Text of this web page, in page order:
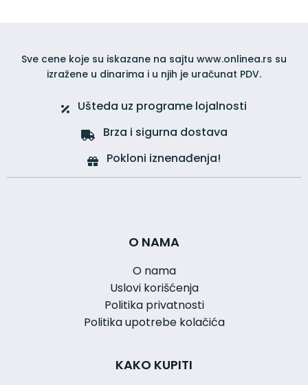
Sve cene koje su iskazane na sajtu www.onlinea.rs su
izražene u dinarima i u njih je uračunat PDV.
Ušteda uz programe lojalnosti
Brza i sigurna dostava
Pokloni iznenađenja!
O NAMA
O nama
Uslovi korišćenja
Politika privatnosti
Politika upotrebe kolačića
KAKO KUPITI